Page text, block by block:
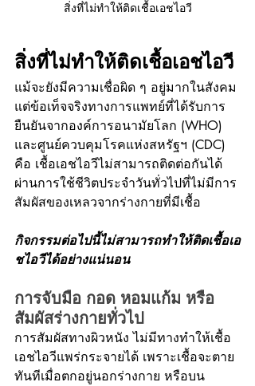
สิ่งที่ไม่ทำให้ติดเชื้อเอชไอวี
สิ่งที่ไม่ทำให้ติดเชื้อเอชไอวี
แม้จะยังมีความเชื่อผิด ๆ อยู่มากในสังคม
แต่ข้อเท็จจริงทางการแพทย์ที่ได้รับการ
ยืนยันจากองค์การอนามัยโลก (WHO)
และศูนย์ควบคุมโรคแห่งสหรัฐฯ (CDC)
คือ เชื้อเอชไอวีไม่สามารถติดต่อกันได้
ผ่านการใช้ชีวิตประจำวันทั่วไปที่ไม่มีการ
สัมผัสของเหลวจากร่างกายที่มีเชื้อ
กิจกรรมต่อไปนี้ไม่สามารถทำให้ติดเชื้อเอ
ชไอวีได้อย่างแน่นอน
การจับมือ กอด หอมแก้ม หรือ
สัมผัสร่างกายทั่วไป
การสัมผัสทางผิวหนัง ไม่มีทางทำให้เชื้อ
เอชไอวีแพร่กระจายได้ เพราะเชื้อจะตาย
ทันทีเมื่อตกอยู่นอกร่างกาย หรือบน